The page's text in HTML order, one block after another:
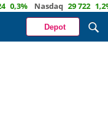
Nasdaq 29 722 1,2% Öl
Depot